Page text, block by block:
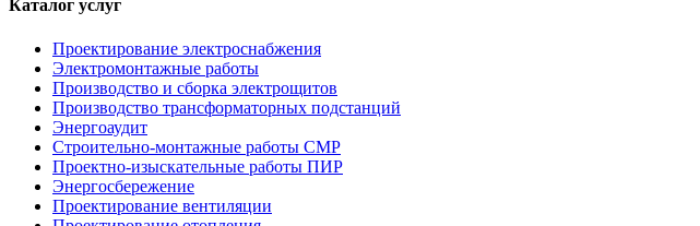
Каталог услуг
Проектирование электроснабжения
Электромонтажные работы
Производство и сборка электрощитов
Производство трансформаторных подстанций
Энергоаудит
Строительно-монтажные работы СМР
Проектно-изыскательные работы ПИР
Энергосбережение
Проектирование вентиляции